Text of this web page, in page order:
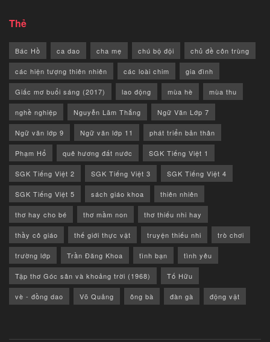
Thẻ
Bác Hồ ca dao cha mẹ chú bộ đội chủ đề côn trùng
các hiện tượng thiên nhiên các loài chim gia đình
Giấc mơ buổi sáng (2017) lao động mùa hè mùa thu
nghề nghiệp Nguyễn Lãm Thắng Ngữ Văn Lớp 7
Ngữ văn lớp 9 Ngữ văn lớp 11 phát triển bản thân
Phạm Hổ quê hương đất nước SGK Tiếng Việt 1
SGK Tiếng Việt 2 SGK Tiếng Việt 3 SGK Tiếng Việt 4
SGK Tiếng Việt 5 sách giáo khoa thiên nhiên
thơ hay cho bé thơ mầm non thơ thiếu nhi hay
thầy cô giáo thế giới thực vật truyện thiếu nhi trò chơi
trường lớp Trần Đăng Khoa tình bạn tình yêu
Tập thơ Góc sân và khoảng trời (1968) Tố Hữu
vè - đồng dao Võ Quảng ông bà đàn gà động vật